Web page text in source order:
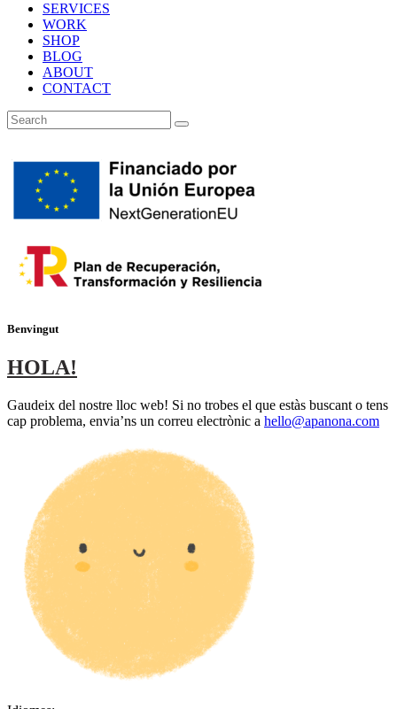
SERVICES
WORK
SHOP
BLOG
ABOUT
CONTACT
Benvingut
HOLA!
Gaudeix del nostre lloc web! Si no trobes el que estàs buscant o tens
cap problema, envia’ns un correu electrònic a hello@apanona.com